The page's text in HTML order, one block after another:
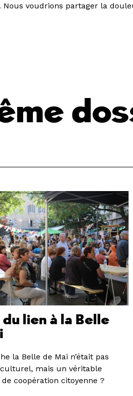
Nous voudrions partager la
lien à la Belle
la Belle de Mai n’était pas
mais un véritable
coopération citoyenne ?